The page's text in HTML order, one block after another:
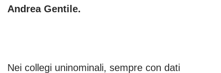
Andrea Gentile.
Nei collegi uninominali, sempre con dati